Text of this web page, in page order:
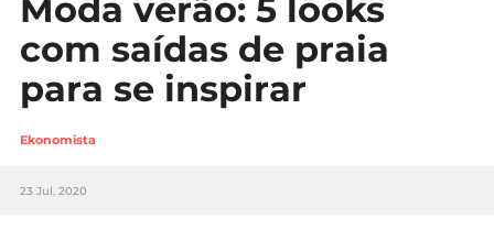
Carreira
Casa
Lifestyle
Sociedade
Moda verão: 5 looks
com saídas de praia
para se inspirar
Ekonomista
23 Jul, 2020